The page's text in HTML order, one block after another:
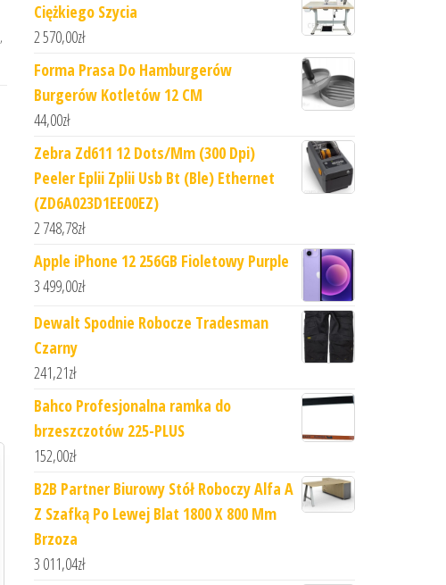
,
Ciężkiego Szycia
2 570,00zł
Forma Prasa Do Hamburgerów
Burgerów Kotletów 12 CM
44,00zł
Zebra Zd611 12 Dots/Mm (300 Dpi)
Peeler Eplii Zplii Usb Bt (Ble) Ethernet
(ZD6A023D1EE00EZ)
2 748,78zł
Apple iPhone 12 256GB Fioletowy Purple
3 499,00zł
Dewalt Spodnie Robocze Tradesman
Czarny
241,21zł
Bahco Profesjonalna ramka do
brzeszczotów 225-PLUS
152,00zł
B2B Partner Biurowy Stół Roboczy Alfa A
Z Szafką Po Lewej Blat 1800 X 800 Mm
Brzoza
3 011,04zł